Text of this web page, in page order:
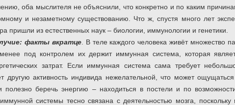
оба мыслителя не объяснили, что конкретно и по каким
и незаметному существованию. Что ж, спустя много лет
пришли из естественных наук – биологии, иммунологии и генетики.
факты вкратце. В теле каждого человека живёт множество
под контролем их держит иммунная система, которая
затрат. Если иммунная система сама требует
активность индивида нежелательной, что может ощущаться
беречь энергию – находиться в постели и по
системы тесно связана с деятельностью мозга, поскольку